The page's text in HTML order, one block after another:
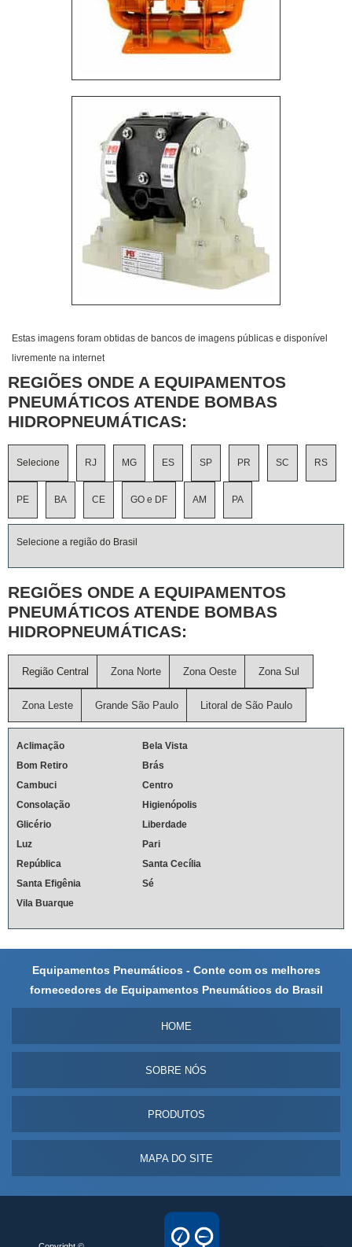
Estas imagens foram obtidas de bancos de imagens públicas e disponível
livremente na internet
REGIÕES ONDE A EQUIPAMENTOS
PNEUMÁTICOS ATENDE BOMBAS
HIDROPNEUMÁTICAS:
Selecione RJ MG ES SP PR SC RS
PE BA CE GO e DF AM PA
Selecione a região do Brasil
REGIÕES ONDE A EQUIPAMENTOS
PNEUMÁTICOS ATENDE BOMBAS
HIDROPNEUMÁTICAS:
Região Central Zona Norte Zona Oeste Zona Sul
Zona Leste Grande São Paulo Litoral de São Paulo
Aclimação
Bela Vista
Bom Retiro
Brás
Cambuci
Centro
Consolação
Higienópolis
Glicério
Liberdade
Luz
Pari
República
Santa Cecília
Santa Efigênia
Sé
Vila Buarque
Equipamentos Pneumáticos - Conte com os melhores
fornecedores de Equipamentos Pneumáticos do Brasil
HOME
SOBRE NÓS
PRODUTOS
MAPA DO SITE